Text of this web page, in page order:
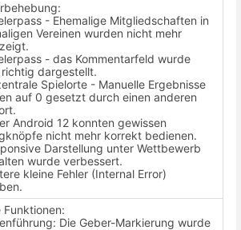
- Ehemalige Mitgliedschaften in
Vereinen wurden nicht mehr
- das Kommentarfeld wurde
dargestellt.
Spielorte - Manuelle Ergebnisse
auf 0 gesetzt durch einen anderen
Android 12 konnten gewissen
nicht mehr korrekt bedienen.
Darstellung unter Wettbewerb
wurde verbessert.
kleine Fehler (Internal Error)
Funktionen:
Die Geber-Markierung wurde